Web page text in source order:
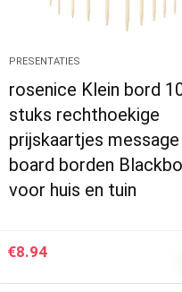
PRESENTATIES
rosenice Klein bord
stuks rechthoekige
prijskaartjes message
board borden
voor huis en tuin
€8.94